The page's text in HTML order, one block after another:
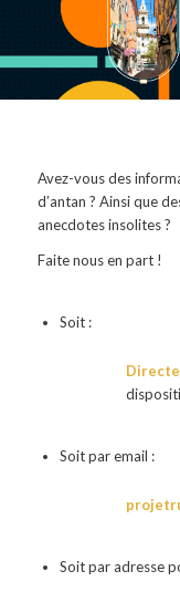
Avez-vous des
d’antan ? Ainsi que
anecdotes insolites ?
Faite nous en part !
Soit :
Soit par email :
Soit par adresse